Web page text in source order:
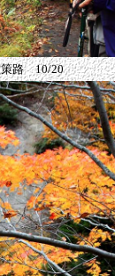
策路 10/20